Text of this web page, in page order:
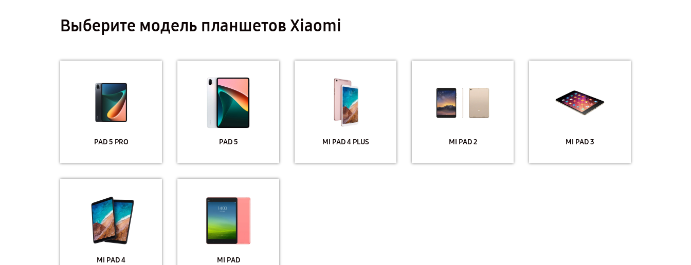
Выберите модель планшетов Xiaomi
PAD 5 PRO PAD 5 MI PAD 4 PLUS MI PAD 2 MI PAD 3
MI PAD 4 MI PAD